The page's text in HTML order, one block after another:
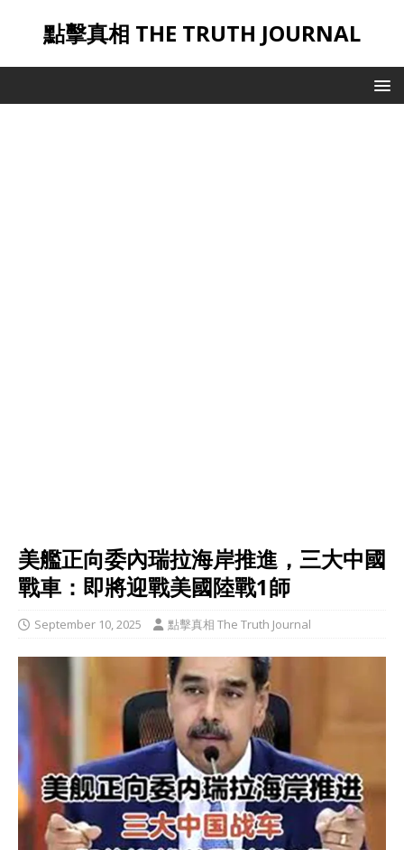
點擊真相 THE TRUTH JOURNAL
美艦正向委內瑞拉海岸推進，三大中國
戰車：即將迎戰美國陸戰1師
September 10, 2025 點擊真相 The Truth Journal